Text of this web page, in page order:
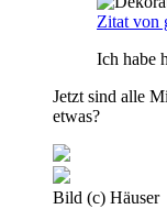
Zitat von
Ich habe
Jetzt sind alle
etwas?
Bild (c) Häuser